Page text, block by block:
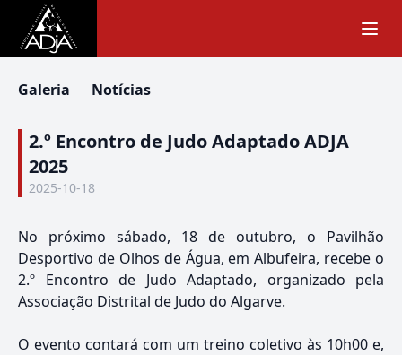
Galeria Notícias
2.º Encontro de Judo Adaptado ADJA
2025
2025-10-18
No próximo sábado, 18 de outubro, o Pavilhão
Desportivo de Olhos de Água, em Albufeira, recebe o
2.º Encontro de Judo Adaptado, organizado pela
Associação Distrital de Judo do Algarve.
O evento contará com um treino coletivo às 10h00 e,